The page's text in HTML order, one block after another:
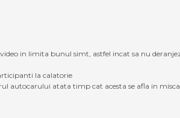
in limita bunul simt, astfel incat sa nu
la calatorie
autocarului atata timp cat acesta se afla in